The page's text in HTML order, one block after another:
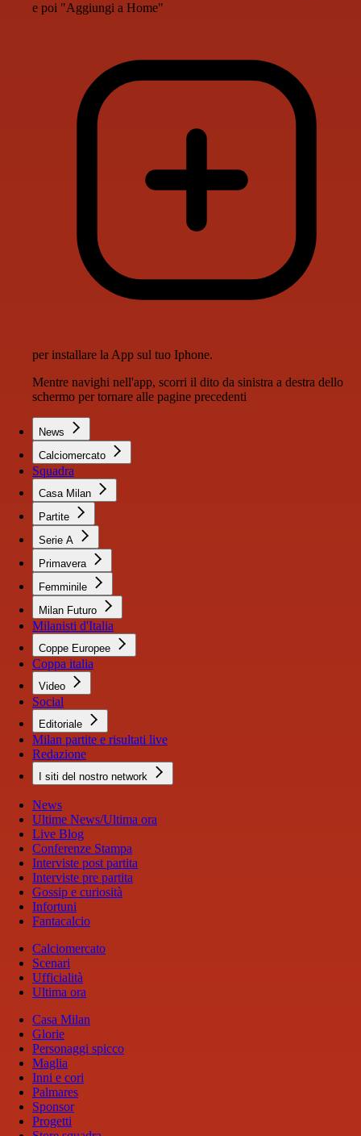
e poi "Aggiungi a Home"
per installare la App sul tuo Iphone.
Mentre navighi nell'app, scorri il dito da sinistra a destra dello
schermo per tornare alle pagine precedenti
News
Calciomercato
Squadra
Casa Milan
Partite
Serie A
Primavera
Femminile
Milan Futuro
Milanisti d'Italia
Coppe Europee
Coppa italia
Video
Social
Editoriale
Milan partite e risultati live
Redazione
I siti del nostro network
News
Ultime News/Ultima ora
Live Blog
Conferenze Stampa
Interviste post partita
Interviste pre partita
Gossip e curiosità
Infortuni
Fantacalcio
Calciomercato
Scenari
Ufficialità
Ultima ora
Casa Milan
Glorie
Personaggi spicco
Maglia
Inni e cori
Palmares
Sponsor
Progetti